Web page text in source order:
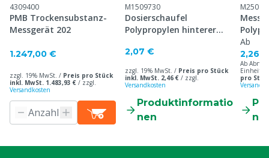
4309400
PMB Trockensubstanz-
Messgerät 202
1.247,00 €
zzgl. 19% MwSt. / Preis pro Stück
inkl. MwSt. 1.483,93 € / zzgl.
Versandkosten
M1509730
Dosierschaufel
Polypropylen hinterer
2,07 €
zzgl. 19% MwSt. / Preis pro Stück
inkl. MwSt. 2,46 € / zzgl.
Versandkosten
Produktinformatio
nen
Ab
2,26 €
Ab
pro